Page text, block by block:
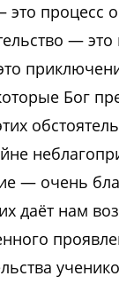
процесс
—
Бог
— очень
даёт нам